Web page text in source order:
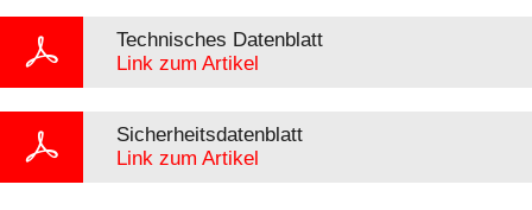
Technisches Datenblatt
Link zum Artikel
Sicherheitsdatenblatt
Link zum Artikel